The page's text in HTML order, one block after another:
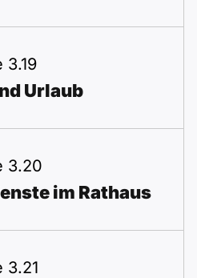
3.19
Urlaub
3.20
im Rathaus
3.21